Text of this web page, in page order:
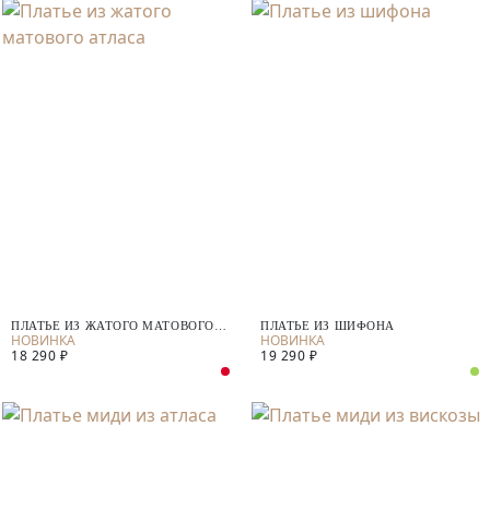
ПЛАТЬЕ ИЗ ЖАТОГО МАТОВОГО
АТЛАСА
18 290 ₽
ПЛАТЬЕ ИЗ ШИФОНА
19 290 ₽